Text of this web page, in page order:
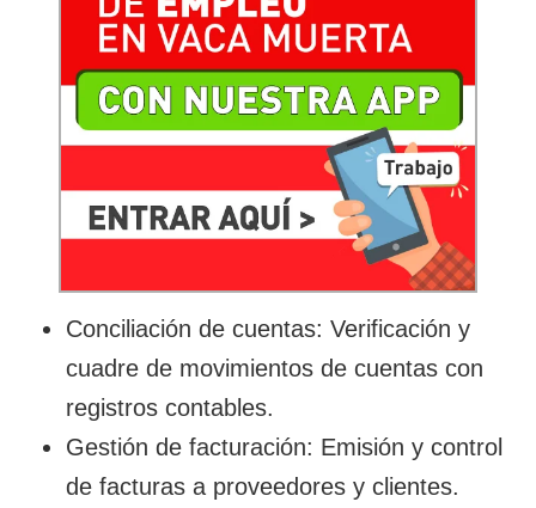
Conciliación de cuentas: Verificación y
cuadre de movimientos de cuentas con
registros contables.
Gestión de facturación: Emisión y control
de facturas a proveedores y clientes.